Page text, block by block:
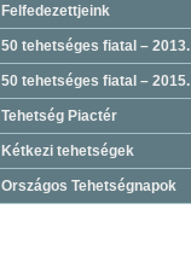
Felfedezettjeink
50 tehetséges fiatal – 2013.
50 tehetséges fiatal – 2015.
Tehetség Piactér
Kétkezi tehetségek
Országos Tehetségnapok